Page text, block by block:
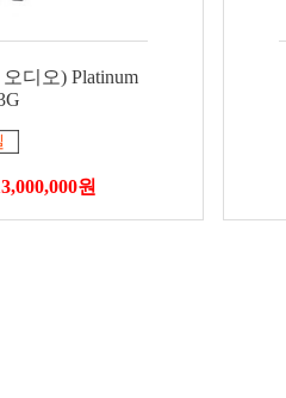
디오) Platinum
원